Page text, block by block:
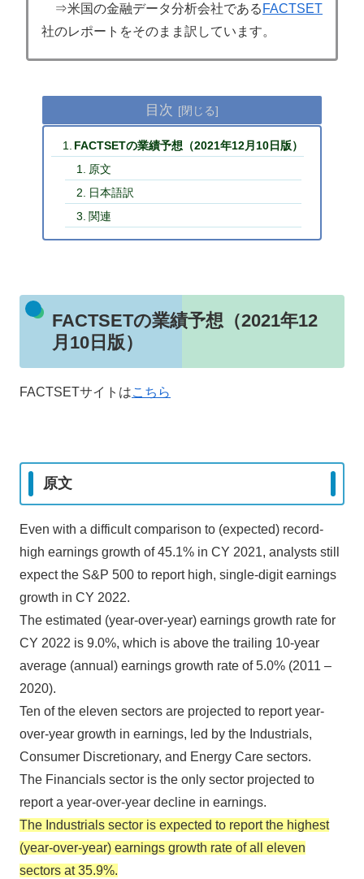
⇒米国の金融データ分析会社である FACTSET
社のレポートをそのまま訳しています。
目次
FACTSETの業績予想（2021年12月10日版）
原文
日本語訳
関連
FACTSETの業績予想（2021年12
月10日版）
FACTSETサイトはこちら
原文
Even with a difficult comparison to (expected) record-
high earnings growth of 45.1% in CY 2021, analysts still
expect the S&P 500 to report high, single-digit earnings
growth in CY 2022.
The estimated (year-over-year) earnings growth rate for
CY 2022 is 9.0%, which is above the trailing 10-year
average (annual) earnings growth rate of 5.0% (2011 –
2020).
Ten of the eleven sectors are projected to report year-
over-year growth in earnings, led by the Industrials,
Consumer Discretionary, and Energy Care sectors.
The Financials sector is the only sector projected to
report a year-over-year decline in earnings.
The Industrials sector is expected to report the highest
(year-over-year) earnings growth rate of all eleven
sectors at 35.9%.